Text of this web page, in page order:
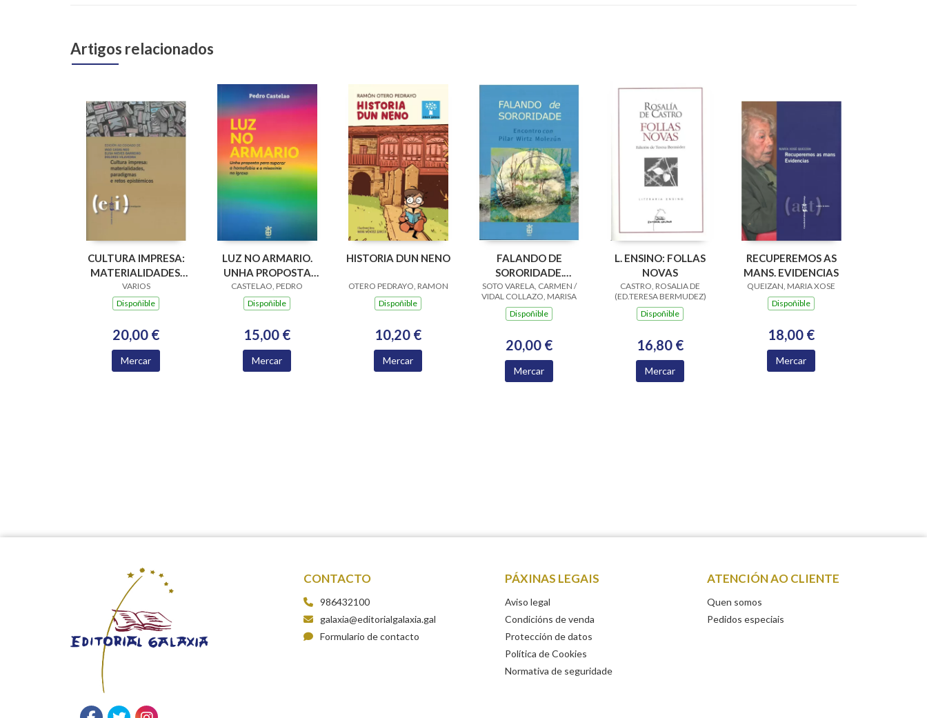
Artigos relacionados
CULTURA IMPRESA:
MATERIALIDADES,
PARADIGMAS E
RETOS EPISTÉMICOS
VARIOS
Dispoñible
20,00 €
Mercar
LUZ NO ARMARIO.
UNHA PROPOSTA
PARA SUPERAR A
HOMOFOBIA E A
IGREXA
CASTELAO, PEDRO
Dispoñible
15,00 €
Mercar
HISTORIA DUN NENO
OTERO PEDRAYO, RAMON
Dispoñible
10,20 €
Mercar
FALANDO DE
SORORIDADE.
ENCONTRO CON
PILAR WIRTZ
MOLEZUN
SOTO VARELA, CARMEN /
VIDAL COLLAZO, MARISA
Dispoñible
20,00 €
Mercar
L. ENSINO: FOLLAS
NOVAS
CASTRO, ROSALIA DE
(ED.TERESA BERMUDEZ)
Dispoñible
16,80 €
Mercar
RECUPEREMOS AS
MANS. EVIDENCIAS
QUEIZAN, MARIA XOSE
Dispoñible
18,00 €
Mercar
CONTACTO
986432100
galaxia@editorialgalaxia.gal
Formulario de contacto
PÁXINAS LEGAIS
Aviso legal
Condicións de venda
Protección de datos
Política de Cookies
Normativa de seguridade
ATENCIÓN AO CLIENTE
Quen somos
Pedidos especiais